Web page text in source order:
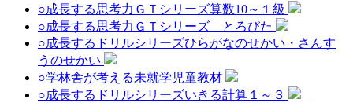
○成長する思考力ＧＴシリーズ算数10～１級
○成長する思考力ＧＴシリーズ とろびた
○成長するドリルシリーズひらがなのせかい・さんす
うのせかい
○学林舎が考える未就学児童教材
○成長するドリルシリーズいきる計算１～３